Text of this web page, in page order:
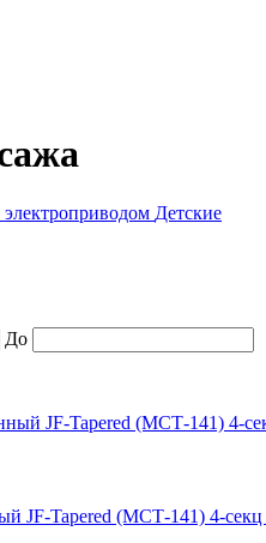
Детские
До
JF-Tapered (МСТ-141) 4-